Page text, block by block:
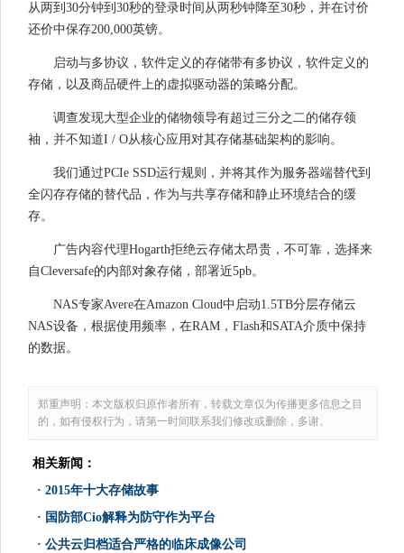
从两到30分钟到30秒的登录时间从两秒钟降至30秒，并在讨价
还价中保存200,000英镑。
启动与多协议，软件定义的存储带有多协议，软件定义的
存储，以及商品硬件上的虚拟驱动器的策略分配。
调查发现大型企业的储物领导有超过三分之二的储存领
袖，并不知道I / O从核心应用对其存储基础架构的影响。
我们通过PCIe SSD运行规则，并将其作为服务器端替代到
全闪存存储的替代品，作为与共享存储和静止环境结合的缓
存。
广告内容代理Hogarth拒绝云存储太昂贵，不可靠，选择来
自Cleversafe的内部对象存储，部署近5pb。
NAS专家Avere在Amazon Cloud中启动1.5TB分层存储云
NAS设备，根据使用频率，在RAM，Flash和SATA介质中保持
的数据。
郑重声明：本文版权归原作者所有，转载文章仅为传播更多信息之目
的，如有侵权行为，请第一时间联系我们修改或删除，多谢。
相关新闻：
· 2015年十大存储故事
· 国防部Cio解释为防守作为平台
· 公共云归档适合严格的临床成像公司